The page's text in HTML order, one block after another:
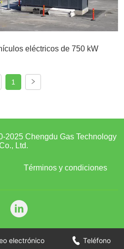
eléctricos de 750 kW
1
electrónico Teléfono
2025 Chengdu Gas Technology
Ltd.
Términos y condiciones